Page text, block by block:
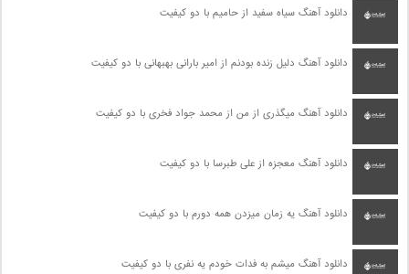
دانلود آهنگ سیاه سفید از حامیم با دو کیفیت
دانلود آهنگ دلیل زنده بودنم از امیر بارانی بهبهانی با دو کیفیت
دانلود آهنگ میگذری از من از محمد جواد فخری با دو کیفیت
دانلود آهنگ معجزه از علی طبرسا با دو کیفیت
دانلود آهنگ یه زمان میزدن همه دورم با دو کیفیت
دانلود آهنگ میشم به فدات خودم یه نفری با دو کیفیت